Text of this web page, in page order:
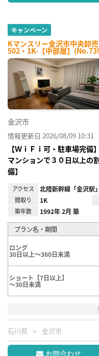
キャンペーン
Kマンスリー金沢市中央卸
502・1K-【中部屋】
金沢市
情報更新日 2026/08/09 10:31
【ＷｉＦｉ可・駐車場完
マンションで３０日以上の
備】
アクセス 北陸新幹線「金沢駅
間取り 1K
築年数 1992年 2月 築
プラン名・期間
ロング
30日以上～360日未満
ショート【7日以上】
～30日未満
石川県 金沢市
お問合わせ